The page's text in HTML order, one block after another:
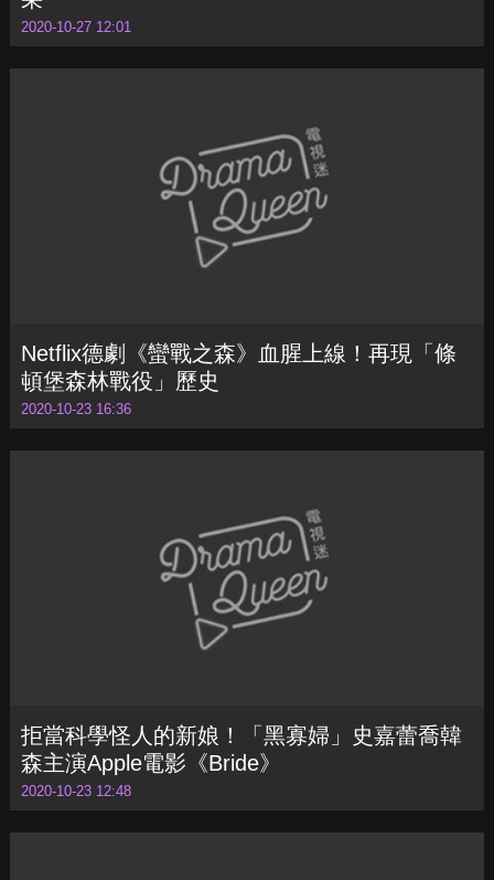
2020-10-27 12:01
Netflix德劇《蠻戰之森》血腥上線！再現「條
頓堡森林戰役」歷史
2020-10-23 16:36
拒當科學怪人的新娘！「黑寡婦」史嘉蕾喬韓
森主演Apple電影《Bride》
2020-10-23 12:48